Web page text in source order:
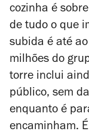
cozinha é
de tudo o que
subida é até
milhões do
torre inclui
público, sem
enquanto é
encaminham.